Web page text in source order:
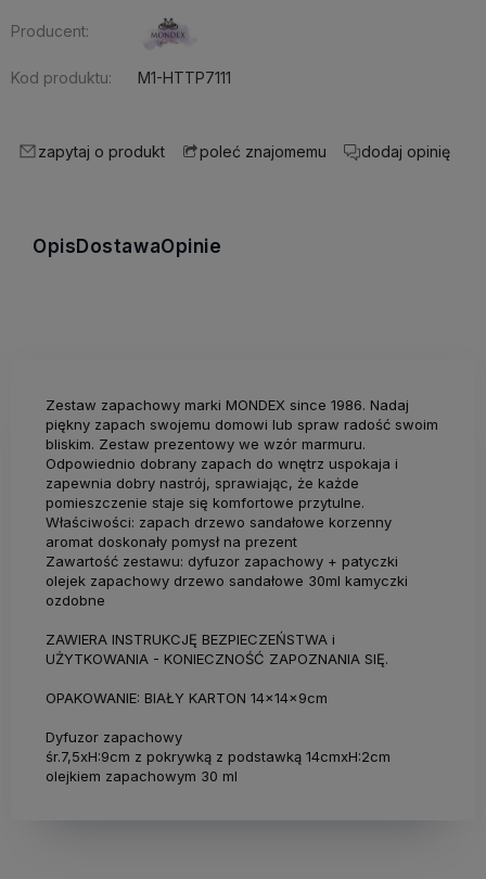
Producent:
Kod produktu: M1-HTTP7111
zapytaj o produkt poleć znajomemu dodaj opinię
OpisDostawaOpinie
Zestaw zapachowy marki MONDEX since 1986. Nadaj
piękny zapach swojemu domowi lub spraw radość swoim
bliskim. Zestaw prezentowy we wzór marmuru.
Odpowiednio dobrany zapach do wnętrz uspokaja i
zapewnia dobry nastrój, sprawiając, że każde
pomieszczenie staje się komfortowe przytulne.
Właściwości: zapach drzewo sandałowe korzenny
aromat doskonały pomysł na prezent
Zawartość zestawu: dyfuzor zapachowy + patyczki
olejek zapachowy drzewo sandałowe 30ml kamyczki
ozdobne
ZAWIERA INSTRUKCJĘ BEZPIECZEŃSTWA i
UŻYTKOWANIA - KONIECZNOŚĆ ZAPOZNANIA SIĘ.
OPAKOWANIE: BIAŁY KARTON 14x14x9cm
Dyfuzor zapachowy
śr.7,5xH:9cm z pokrywką z podstawką 14cmxH:2cm
olejkiem zapachowym 30 ml